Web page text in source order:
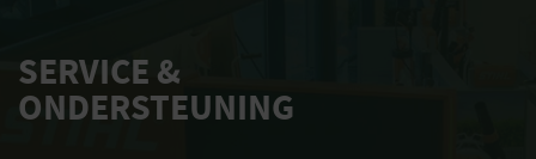
SERVICE &
ONDERSTEUNING